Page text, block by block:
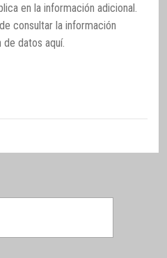
en la información adicional.
consultar la información
de datos aquí.